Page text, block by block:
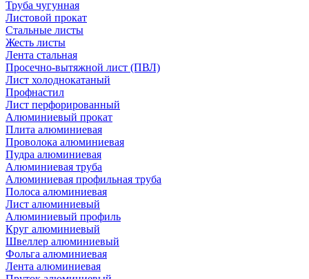
Труба чугунная
Листовой прокат
Стальные листы
Жесть листы
Лента стальная
Просечно-вытяжной лист (ПВЛ)
Лист холоднокатаный
Профнастил
Лист перфорированный
Алюминиевый прокат
Плита алюминиевая
Проволока алюминиевая
Пудра алюминиевая
Алюминиевая труба
Алюминиевая профильная труба
Полоса алюминиевая
Лист алюминиевый
Алюминиевый профиль
Круг алюминиевый
Швеллер алюминиевый
Фольга алюминиевая
Лента алюминиевая